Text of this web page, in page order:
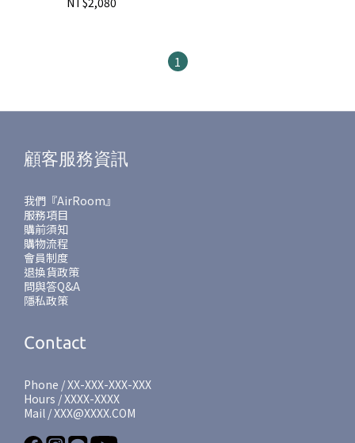
1
顧客服務資訊
我們『AirRoom』
服務項目
購前須知
購物流程
會員制度
退換貨政策
問與答Q&A
隱私政策
Contact
Phone / XX-XXX-XXX-XXX
Hours / XXXX-XXXX
Mail / XXX@XXXX.COM